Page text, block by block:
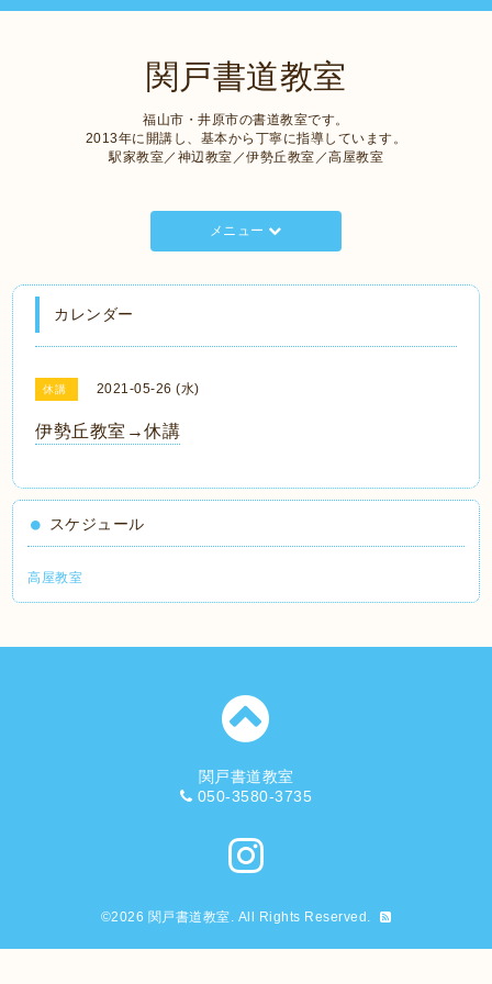
関戸書道教室
福山市・井原市の書道教室です。
2013年に開講し、基本から丁寧に指導しています。
駅家教室／神辺教室／伊勢丘教室／高屋教室
メニュー
カレンダー
休講 2021-05-26 (水)
伊勢丘教室→休講
スケジュール
高屋教室
関戸書道教室
050-3580-3735
©2026 関戸書道教室. All Rights Reserved.